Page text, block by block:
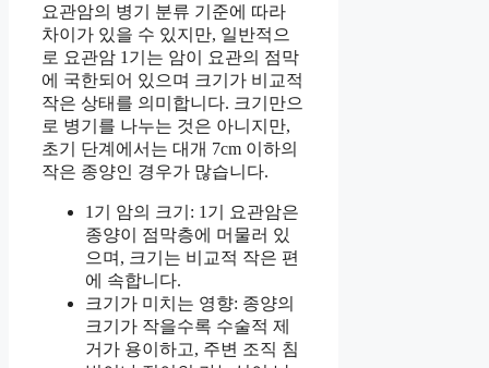
요관암의 병기 분류 기준에 따라
차이가 있을 수 있지만, 일반적으
로 요관암 1기는 암이 요관의 점막
에 국한되어 있으며 크기가 비교적
작은 상태를 의미합니다. 크기만으
로 병기를 나누는 것은 아니지만,
초기 단계에서는 대개 7cm 이하의
작은 종양인 경우가 많습니다.
1기 암의 크기: 1기 요관암은
종양이 점막층에 머물러 있
으며, 크기는 비교적 작은 편
에 속합니다.
크기가 미치는 영향: 종양의
크기가 작을수록 수술적 제
거가 용이하고, 주변 조직 침